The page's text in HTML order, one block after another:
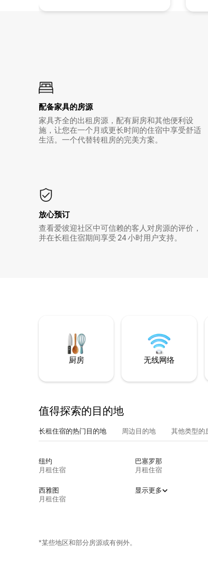
配备家具的房源
家具齐全的出租房源，配有厨房和其他便利设
施，让您在一个月或更长时间的住宿中享受舒适
生活。一个代替转租房的完美方案。
放心预订
查看爱彼迎社区中可信赖的客人对房源的评价，
并在长租住宿期间享受 24 小时用户支持。
厨房 无线网络
值得探索的目的地
长租住宿的热门目的地 周边目的地 其他类型的
纽约
月租住宿
巴塞罗那
月租住宿
西雅图
月租住宿
显示更多
*某些地区和部分房源或有例外。